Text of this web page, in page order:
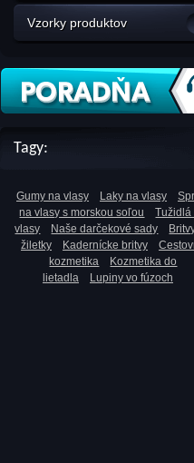
Vzorky produktov
Tagy:
Gumy na vlasy Laky na vlasy
na vlasy s morskou soľou
Tužidlá
vlasy
Naše darčekové sady
žiletky
Kadernícke britvy
kozmetika
Kozmetika do
lietadla
Lupiny vo fúzoch